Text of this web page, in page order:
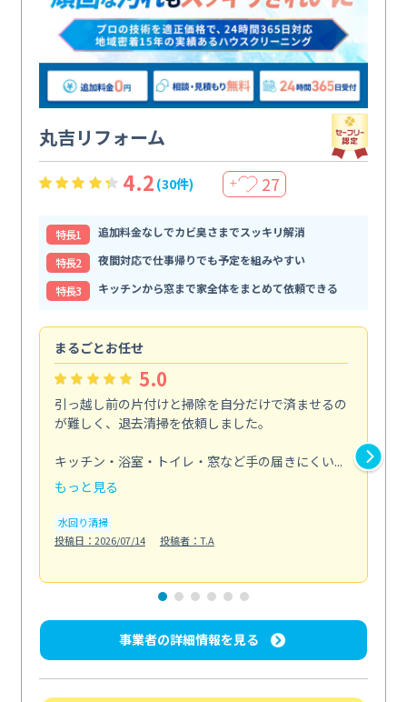
丸吉リフォーム
4.2 (30件) ＋ 27
特⻑1
追加料金なしでカビ臭さまでスッキリ解消
特⻑2
夜間対応で仕事帰りでも予定を組みやすい
特⻑3
キッチンから窓まで家全体をまとめて依頼できる
まるごとお任せ
5.0
引っ越し前の片付けと掃除を自分だけで済ませるの
が難しく、退去清掃を依頼しました。
キッチン・浴室・トイレ・窓など手の届きにくい...
もっと見る
水回り清掃
投稿日：2026/07/14
投稿者：T.A
事業者の詳細情報を見る